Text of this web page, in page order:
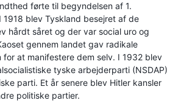
førte til begyndelsen af 1.
1918 blev Tyskland besejret af de
hårdt såret og der var social uro og
gennem landet gav radikale
at manifestere dem selv. I 1932 blev
tyske arbejderparti (NSDAP)
parti. Et år senere blev Hitler kansler
politiske partier.